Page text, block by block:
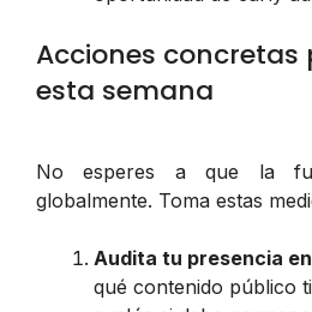
Acciones
esta semana
No esperes a que la
globalmente. Toma estas
Audita tu presencia
qué contenido público